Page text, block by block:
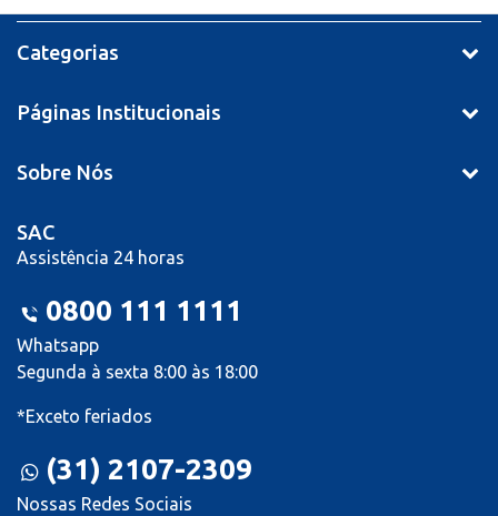
Categorias
Páginas Institucionais
Sobre Nós
SAC
Assistência 24 horas
0800 111 1111
Whatsapp
Segunda à sexta 8:00 às 18:00
*Exceto feriados
(31) 2107-2309
Nossas Redes Sociais